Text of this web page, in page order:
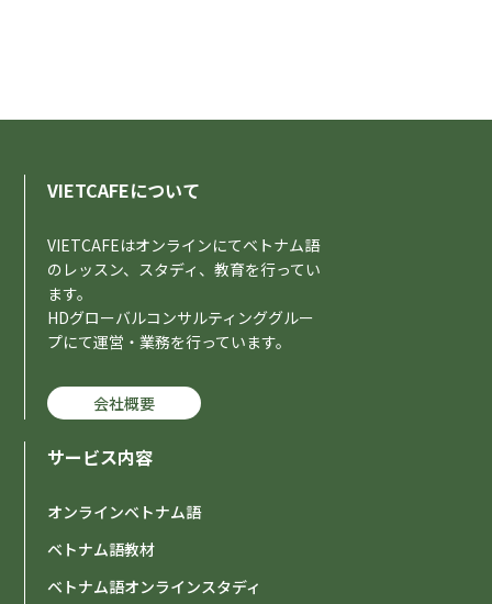
VIETCAFEについて
VIETCAFEはオンラインにてベトナム語
のレッスン、スタディ、教育を行ってい
ます。
HDグローバルコンサルティンググルー
プにて運営・業務を行っています。
会社概要
サービス内容
オンラインベトナム語
ベトナム語教材
ベトナム語オンラインスタディ